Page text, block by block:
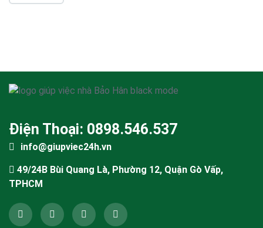
Điện Thoại: 0898.546.537
info@giupviec24h.vn
49/24B Bùi Quang Là, Phường 12, Quận Gò Vấp,
TPHCM